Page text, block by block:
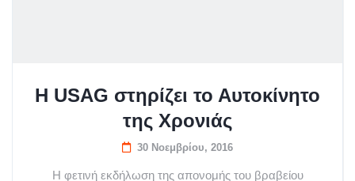
H USAG στηρίζει το Αυτοκίνητο
της Χρονιάς
30 Νοεμβρίου, 2016
Η φετινή εκδήλωση της απονομής του βραβείου